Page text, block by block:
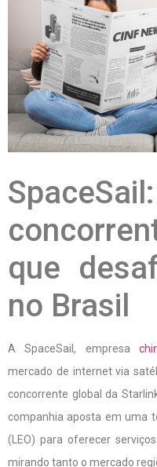
que
no Brasil
A SpaceSail, empresa
mercado de internet via
concorrente global da
companhia aposta em uma
(LEO) para oferecer
mirando tanto o mercado